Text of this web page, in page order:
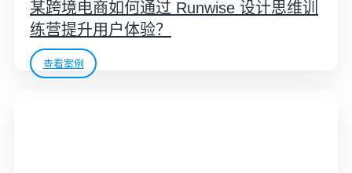
某跨境电商如何通过 Runwise 设计思维训
练营提升用户体验？
查看案例